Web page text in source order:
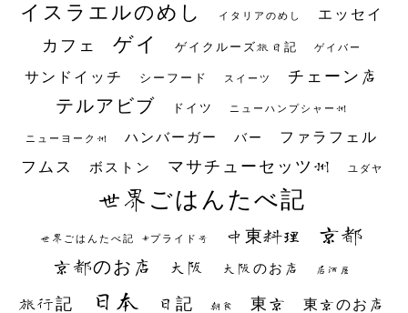
イスラエルのめし イタリアのめし エッセイ
カフェ ゲイ ゲイクルーズ旅日記 ゲイバー
サンドイッチ シーフード スイーツ チェーン店
テルアビブ ドイツ ニューハンプシャー州
ニューヨーク州 ハンバーガー バー ファラフェル
フムス ボストン マサチューセッツ州 ユダヤ
世界ごはんたべ記
世界ごはんたべ記 #プライド号 中東料理 京都
京都のお店 大阪 大阪のお店 居酒屋
旅行記 日本 日記 朝食 東京 東京のお店